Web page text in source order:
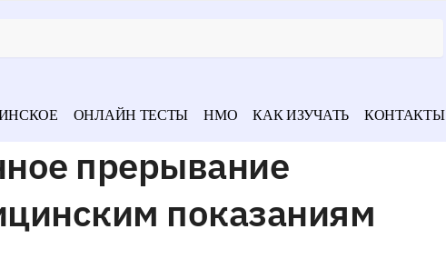
ОНЛАЙН ТЕСТЫ НМО КАК ИЗУЧАТЬ КОНТАКТЫ
прерывание
показаниям